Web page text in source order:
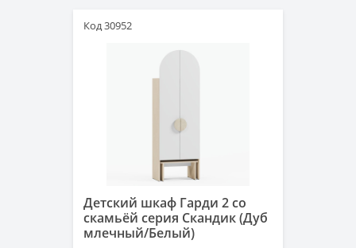
Код 30952
Детский шкаф Гарди 2 со
скамьёй серия Скандик (Дуб
млечный/Белый)